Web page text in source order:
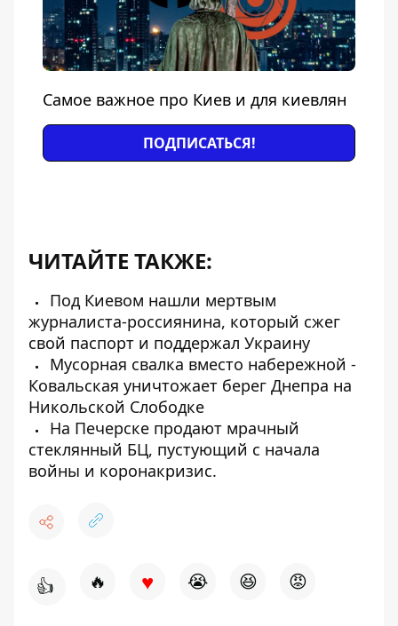
Самое важное про Киев и для киевлян
ПОДПИСАТЬСЯ!
ЧИТАЙТЕ ТАКЖЕ:
Под Киевом нашли мертвым
журналиста-россиянина, который сжег
свой паспорт и поддержал Украину
Мусорная свалка вместо набережной -
Ковальская уничтожает берег Днепра на
Никольской Слободке
На Печерске продают мрачный
стеклянный БЦ, пустующий с начала
войны и коронакризис.
👍 🔥 ♥ 😭 😆 😡